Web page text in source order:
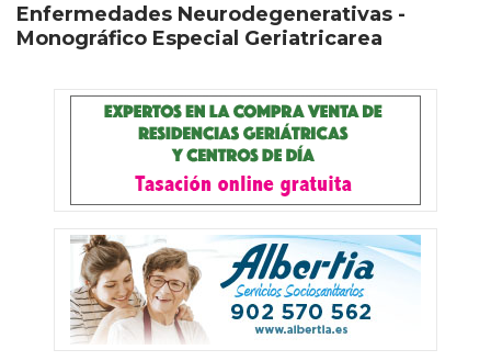
Enfermedades Neurodegenerativas -
Monográfico Especial Geriatricarea